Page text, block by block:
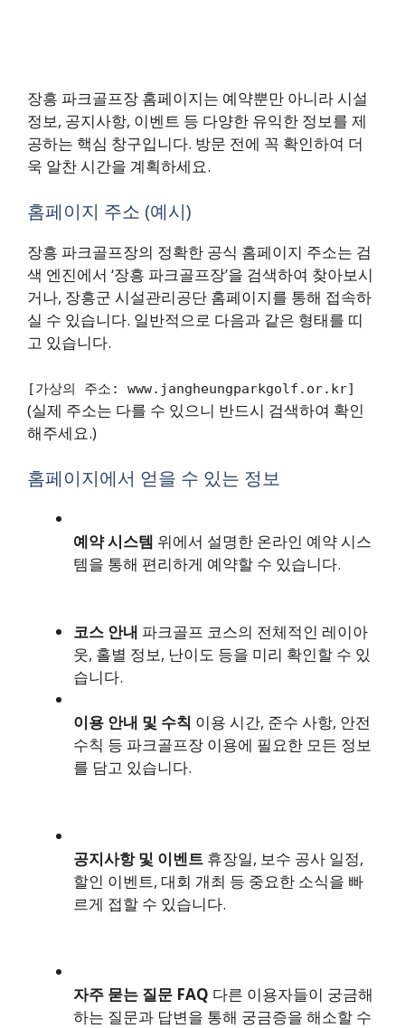
장흥 파크골프장 홈페이지는 예약뿐만 아니라 시설
정보, 공지사항, 이벤트 등 다양한 유익한 정보를 제
공하는 핵심 창구입니다. 방문 전에 꼭 확인하여 더
욱 알찬 시간을 계획하세요.
홈페이지 주소 (예시)
장흥 파크골프장의 정확한 공식 홈페이지 주소는 검
색 엔진에서 ‘장흥 파크골프장’을 검색하여 찾아보시
거나, 장흥군 시설관리공단 홈페이지를 통해 접속하
실 수 있습니다. 일반적으로 다음과 같은 형태를 띠
고 있습니다.
[가상의 주소: www.jangheungparkgolf.or.kr]
(실제 주소는 다를 수 있으니 반드시 검색하여 확인
해주세요.)
홈페이지에서 얻을 수 있는 정보
예약 시스템 위에서 설명한 온라인 예약 시스
템을 통해 편리하게 예약할 수 있습니다.
코스 안내 파크골프 코스의 전체적인 레이아
웃, 홀별 정보, 난이도 등을 미리 확인할 수 있
습니다.
이용 안내 및 수칙 이용 시간, 준수 사항, 안전
수칙 등 파크골프장 이용에 필요한 모든 정보
를 담고 있습니다.
공지사항 및 이벤트 휴장일, 보수 공사 일정,
할인 이벤트, 대회 개최 등 중요한 소식을 빠
르게 접할 수 있습니다.
자주 묻는 질문 FAQ 다른 이용자들이 궁금해
하는 질문과 답변을 통해 궁금증을 해소할 수